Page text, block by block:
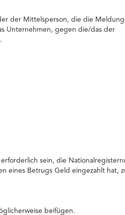
der Mittelsperson, die die Meldung
Unternehmen, gegen die/das der
sein, die
eines Betrugs Geld eingezahlt hat,
beifügen.